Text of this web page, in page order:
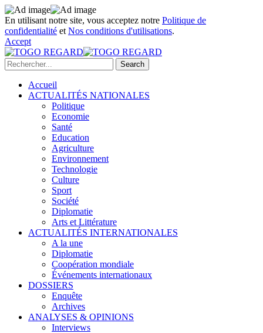
En utilisant notre site, vous acceptez notre Politique de
confidentialité et Nos conditions d'utilisations.
Accept
Accueil
ACTUALITÉS NATIONALES
Politique
Economie
Santé
Education
Agriculture
Environnement
Technologie
Culture
Sport
Société
Diplomatie
Arts et Littérature
ACTUALITÉS INTERNATIONALES
A la une
Diplomatie
Coopération mondiale
Événements internationaux
DOSSIERS
Enquête
Archives
ANALYSES & OPINIONS
Interviews